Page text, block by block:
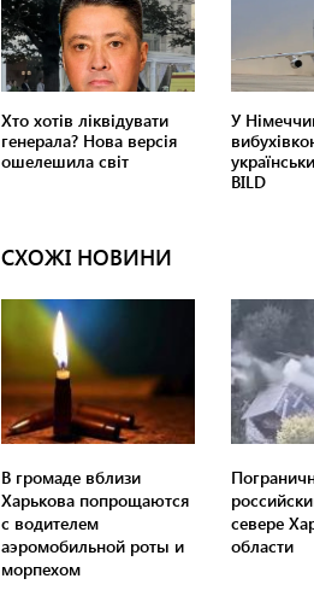
СХОЖІ НОВИНИ
В громаде вблизи
Харькова попрощаются
с водителем
аэромобильной роты и
морпехом
севере
области